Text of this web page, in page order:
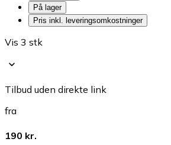
På lager
Pris inkl. leveringsomkostninger
Vis 3 stk
Tilbud uden direkte link
fra
190 kr.